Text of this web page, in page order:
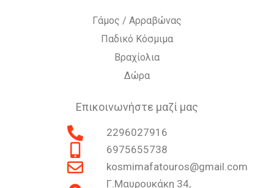
Γάμος / Αρραβώνας
Παδικό Κόσμιμα
Βραχίολια
Δώρα
Επικοινωνήστε μαζί μας
2296027916
6975655738
kosmimafatouros@gmail.com
Γ.Μαυρουκάκη 34,